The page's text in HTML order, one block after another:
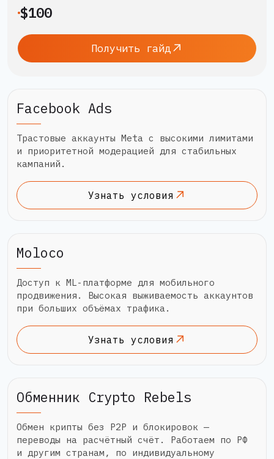
$100
Получить гайд
Facebook Ads
Трастовые аккаунты Meta с высокими лимитами
и приоритетной модерацией для стабильных
кампаний.
Узнать условия
Moloco
Доступ к ML-платформе для мобильного
продвижения. Высокая выживаемость аккаунтов
при больших объёмах трафика.
Узнать условия
Обменник Crypto Rebels
Обмен крипты без P2P и блокировок —
переводы на расчётный счёт. Работаем по РФ
и другим странам, по индивидуальному